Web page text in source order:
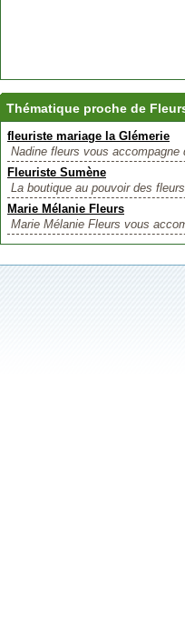
Thématique proche de
fleuriste mariage la Glémerie
Nadine fleurs vous
Fleuriste Sumène
La boutique au pouvoir des
Marie Mélanie Fleurs
Marie Mélanie Fleurs vous